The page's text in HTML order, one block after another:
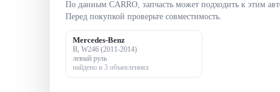
По данным CARRO, запчасть может подходить к этим
Перед покупкой проверьте совместимость.
Mercedes-Benz
B, W246 (2011-2014)
левый руль
найдено в 3 объявлениях